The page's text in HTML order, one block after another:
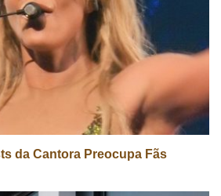
da Cantora Preocupa Fãs